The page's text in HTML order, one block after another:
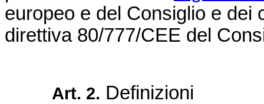
europeo e del Consiglio e dei
direttiva 80/777/CEE del
Art. 2. Definizioni